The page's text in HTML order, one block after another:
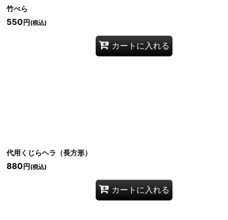
竹べら
550円(税込)
カートに入れる
代用くじらヘラ（長方形）
880円(税込)
カートに入れる